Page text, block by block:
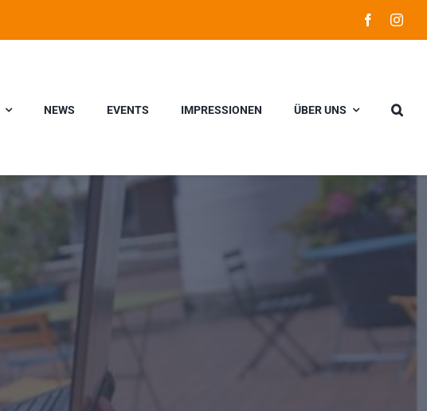
NEWS EVENTS IMPRESSIONEN ÜBER UNS